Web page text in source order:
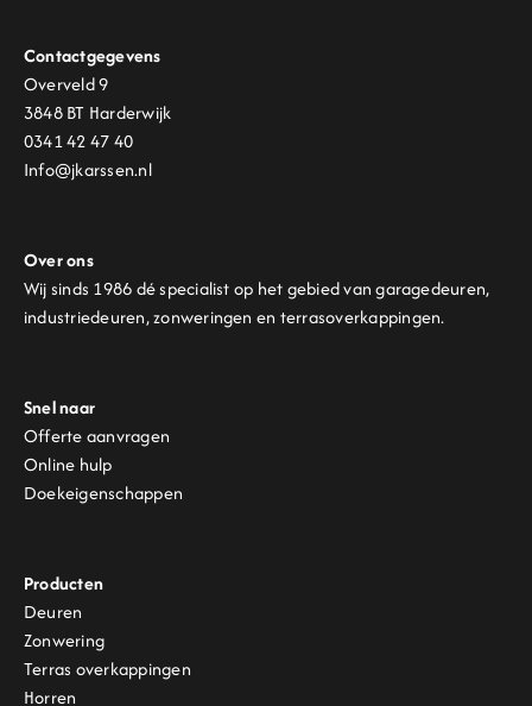
Contactgegevens
Overveld 9
3848 BT Harderwijk
0341 42 47 40
Info@jkarssen.nl
Over ons
Wij sinds 1986 dé specialist op het gebied van garagedeuren,
industriedeuren, zonweringen en terrasoverkappingen.
Snel naar
Offerte aanvragen
Online hulp
Doekeigenschappen
Producten
Deuren
Zonwering
Terras overkappingen
Horren